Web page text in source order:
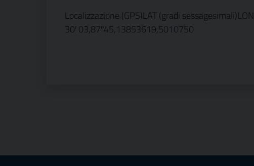
Localizzazione (GPS)LAT (gradi
30′ 03,87″45,13853619,5010750